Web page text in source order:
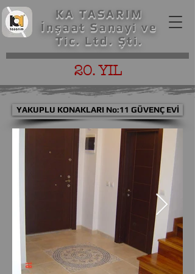
KA TASARIM
İnşaat Sanayi ve
Tic. Ltd. Şti.
20. YIL
YAKUPLU KONAKLARI No:11 GÜVENÇ EVİ